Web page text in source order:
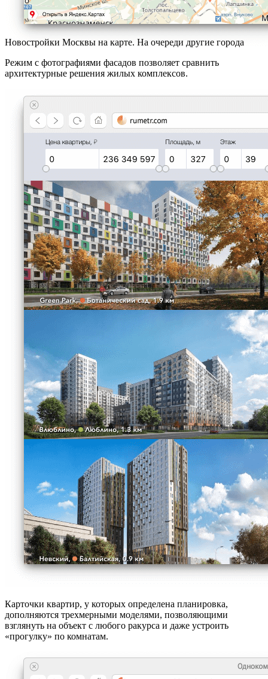
Новостройки Москвы на карте. На очереди другие города
Режим с фотографиями фасадов позволяет сравнить
архитектурные решения жилых комплексов.
Карточки квартир, у которых определена планировка,
дополняются трехмерными моделями, позволяющими
взглянуть на объект с любого ракурса и даже устроить
«прогулку» по комнатам.